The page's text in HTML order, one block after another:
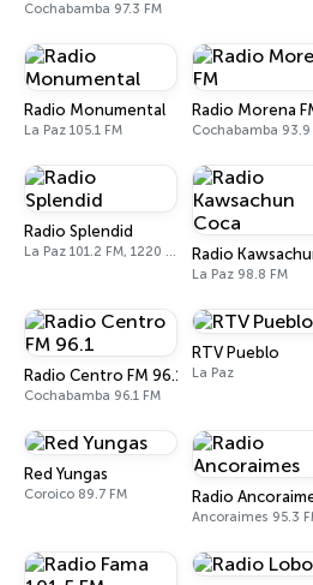
Cochabamba 97.3 FM
Radio Monumental
La Paz 105.1 FM
Radio Morena
Cochabamba 93.9
Radio Splendid
La Paz 101.2 FM, 1220 AM Radio
La Paz 98.8 FM
Radio Centro FM 96.1
Cochabamba 96.1 FM
RTV Pueblo
La Paz
Red Yungas
Coroico 89.7 FM Radio
Ancoraimes 95.3